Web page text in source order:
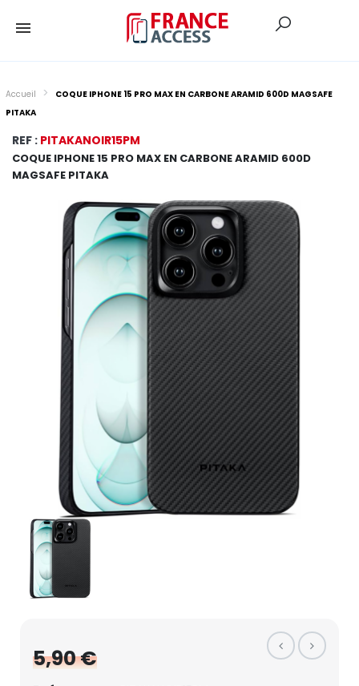
Accueil
COQUE IPHONE 15 PRO MAX EN CARBONE ARAMID 600D MAGSAFE
PITAKA
REF : PITAKANOIR15PM
COQUE IPHONE 15 PRO MAX EN CARBONE ARAMID 600D
MAGSAFE PITAKA
5,90 €